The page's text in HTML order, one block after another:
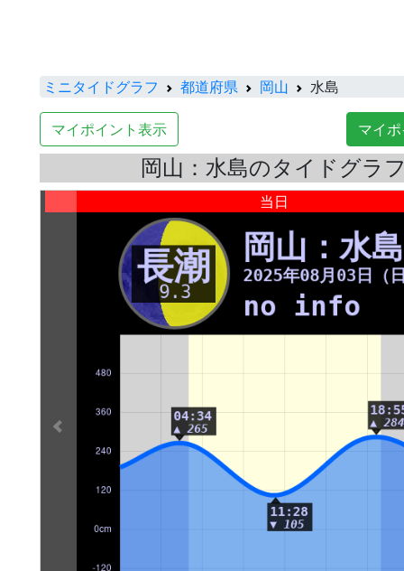
ミニタイドグラフ 都道府県 岡山 水島
マイポイント表示 マイ
岡山：水島のタイドグラ
当日